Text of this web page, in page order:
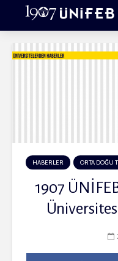
HABERLER ORTA DOĞU
1907